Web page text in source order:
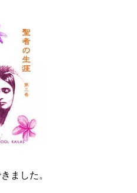
ました。